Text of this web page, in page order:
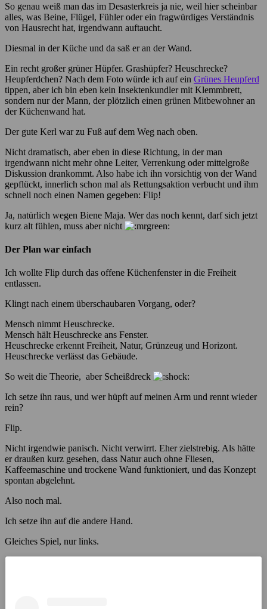
So genau weiß man das im Desasterkreis ja nie, weil hier scheinbar
alles, was Beine, Flügel, Fühler oder ein fragwürdiges Verständnis
von Hausrecht hat, irgendwann auftaucht.
Diesmal in der Küche und da saß er an der Wand.
Ein recht großer grüner Hüpfer. Grashüpfer? Heuschrecke?
Heupferdchen? Nach dem Foto würde ich auf ein Grünes Heupferd
tippen, aber ich bin eben kein Insektenkundler mit Klemmbrett,
sondern nur der Mann, der plötzlich einen grünen Mitbewohner an
der Küchenwand hat.
Der gute Kerl war zu Fuß auf dem Weg nach oben.
Nicht dramatisch, aber eben in diese Richtung, in der man
irgendwann nicht mehr ohne Leiter, Verrenkung oder mittelgroße
Diskussion drankommt. Also habe ich ihn vorsichtig von der Wand
gepflückt, innerlich schon mal als Rettungsaktion verbucht und ihm
schnell noch einen Namen gegeben: Flip!
Ja, natürlich wegen Biene Maja. Wer das noch kennt, darf sich jetzt
kurz alt fühlen, muss aber nicht
Der Plan war einfach
Ich wollte Flip durch das offene Küchenfenster in die Freiheit
entlassen.
Klingt nach einem überschaubaren Vorgang, oder?
Mensch nimmt Heuschrecke.
Mensch hält Heuschrecke ans Fenster.
Heuschrecke erkennt Freiheit, Natur, Grünzeug und Horizont.
Heuschrecke verlässt das Gebäude.
So weit die Theorie, aber Scheißdreck
Ich setze ihn raus, und wer hüpft auf meinen Arm und rennt wieder
rein?
Flip.
Nicht irgendwie panisch. Nicht verwirrt. Eher zielstrebig. Als hätte
er draußen kurz gesehen, dass Natur auch ohne Fliesen,
Kaffeemaschine und trockene Wand funktioniert, und das Konzept
spontan abgelehnt.
Also noch mal.
Ich setze ihn auf die andere Hand.
Gleiches Spiel, nur links.